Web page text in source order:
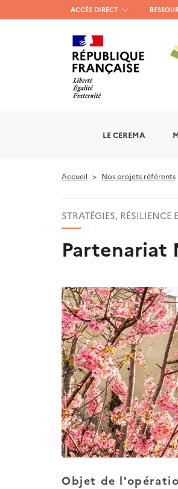
Menu
haut
gauche
ACCÈS DIRECT
LE CEREMA
Accueil Nos projets référents
STRATÉGIES,
Partenariat
Objet de